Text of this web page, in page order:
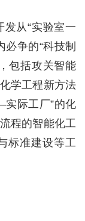
从“实验室一
争的“科技制
包括攻关智能
学工程新方法
际工厂”的化
程的智能化工
标准建设等工